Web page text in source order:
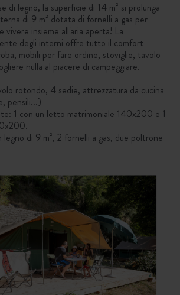
di legno, la superficie di 14 m² si prolunga
di 9 m² dotata di fornelli a gas per
vivere insieme all'aria aperta! La
degli interni offre tutto il comfort
mobili per fare ordine, stoviglie, tavolo
nulla al piacere di campeggiare.
rotondo, 4 sedie, attrezzatura da cucina
pensili...)
1 con un letto matrimoniale 140x200 e 1
di 9 m², 2 fornelli a gas, due poltrone